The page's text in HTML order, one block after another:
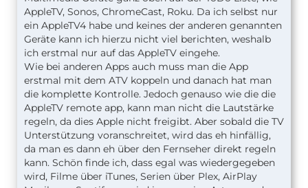
AppleTV, Sonos, ChromeCast, Roku. Da ich selbst nur
ein AppleTV4 habe und keines der anderen genannten
Geräte kann ich hierzu nicht viel berichten, weshalb
ich erstmal nur auf das AppleTV eingehe.
Wie bei anderen Apps auch muss man die App
erstmal mit dem ATV koppeln und danach hat man
die komplette Kontrolle. Jedoch genauso wie die die
AppleTV remote app, kann man nicht die Lautstärke
regeln, da dies Apple nicht freigibt. Aber sobald die TV
Unterstützung voranschreitet, wird das eh hinfällig,
da man es dann eh über den Fernseher direkt regeln
kann. Schön finde ich, dass egal was wiedergegeben
wird, Filme über iTunes, Serien über Plex, AirPlay